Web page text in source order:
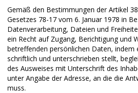
Gemäß den Bestimmungen der Artikel
Gesetzes 78-17 vom 6. Januar 1978 in
Datenverarbeitung, Dateien und
ein Recht auf Zugang, Berichtigung und
betreffenden persönlichen Daten, indem
schriftlich und unterschrieben stellt,
des Ausweises mit Unterschrift des
unter Angabe der Adresse, an die die
muss.